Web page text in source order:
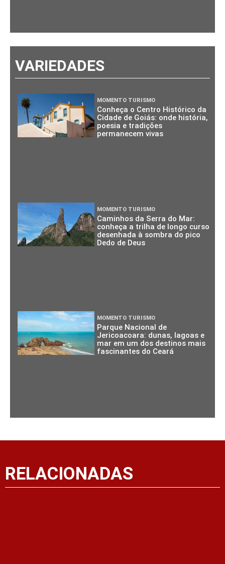
VARIEDADES
MOMENTO TURISMO
Conheça o Centro Histórico da
Cidade de Goiás: onde história,
poesia e tradições
permanecem vivas
MOMENTO TURISMO
Caminhos da Serra do Mar:
conheça a trilha de longo curso
desenhada à sombra do pico
Dedo de Deus
MOMENTO TURISMO
Parque Nacional de
Jericoacoara: dunas, lagoas e
mar em um dos destinos mais
fascinantes do Ceará
RELACIONADAS